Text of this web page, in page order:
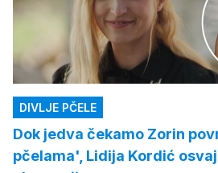
DIVLJE PČELE
Dok jedva čekamo Zorin
pčelama', Lidija Kordić